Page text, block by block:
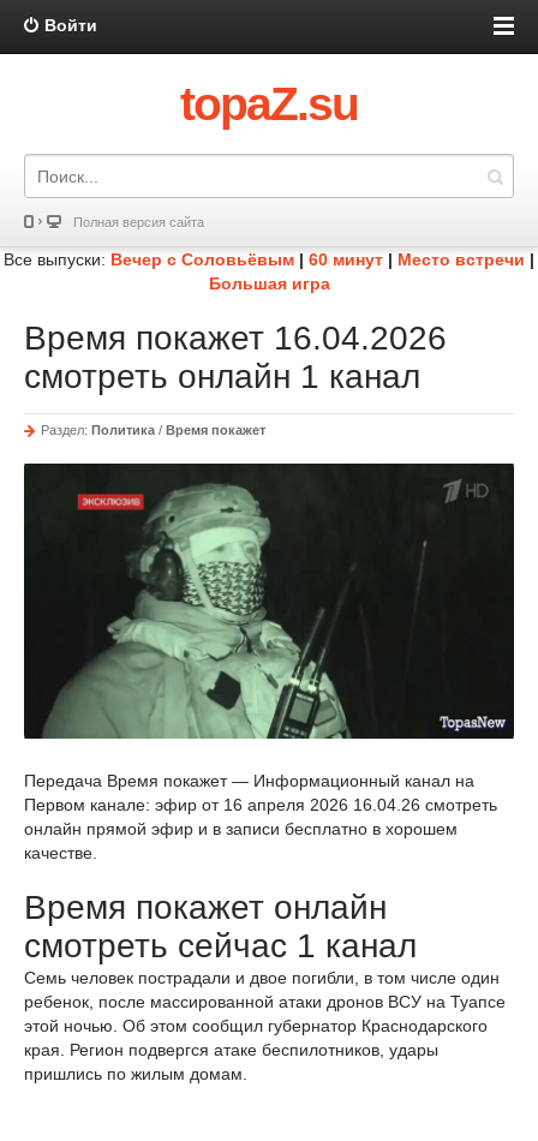
Войти
topaZ.su
Полная версия сайта
Все выпуски: Вечер с Соловьёвым | 60 минут | Место встречи |
Большая игра
Время покажет 16.04.2026
смотреть онлайн 1 канал
Раздел: Политика / Время покажет
Передача Время покажет — Информационный канал на
Первом канале: эфир от 16 апреля 2026 16.04.26 смотреть
онлайн прямой эфир и в записи бесплатно в хорошем
качестве.
Время покажет онлайн
смотреть сейчас 1 канал
Семь человек пострадали и двое погибли, в том числе один
ребенок, после массированной атаки дронов ВСУ на Туапсе
этой ночью. Об этом сообщил губернатор Краснодарского
края. Регион подвергся атаке беспилотников, удары
пришлись по жилым домам.